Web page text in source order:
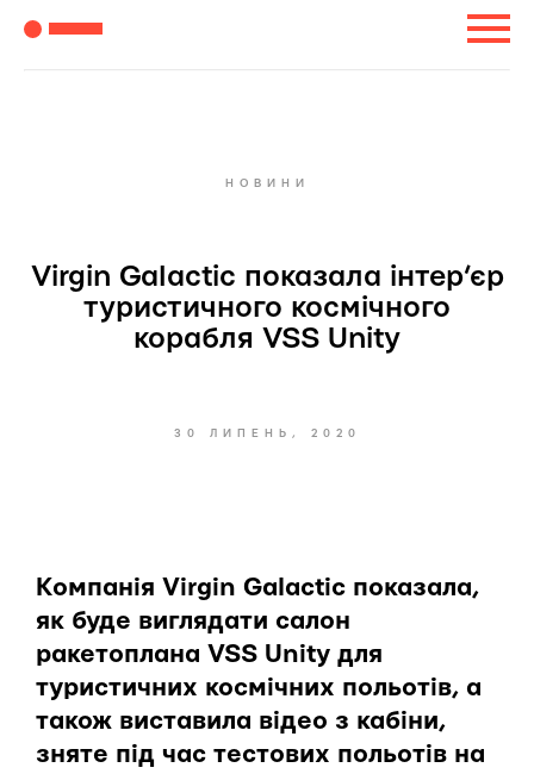
НОВИНИ
Virgin Galactic показала інтер’єр
туристичного космічного
корабля VSS Unity
30 ЛИПЕНЬ, 2020
Компанія Virgin Galactic показала,
як буде виглядати салон
ракетоплана VSS Unity для
туристичних космічних польотів, а
також виставила відео з кабіни,
зняте під час тестових польотів на